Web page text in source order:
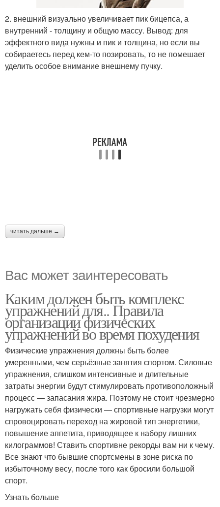
2. внешний визуально увеличивает пик бицепса, а
внутренний - толщину и общую массу. Вывод: для
эффектного вида нужны и пик и толщина, но если вы
собираетесь перед кем-то позировать, то не помешает
уделить особое внимание внешнему пучку.
читать дальше →
Вас может заинтересовать
Каким должен быть комплекс
упражнений для.. Правила
организации физических
упражнений во время похудения
Физические упражнения должны быть более
умеренными, чем серьёзные занятия спортом. Силовые
упражнения, слишком интенсивные и длительные
затраты энергии будут стимулировать противоположный
процесс — запасания жира. Поэтому не стоит чрезмерно
нагружать себя физически — спортивные нагрузки могут
спровоцировать переход на жировой тип энергетики,
повышение аппетита, приводящее к набору лишних
килограммов! Ставить спортивне рекорды вам ни к чему.
Все знают что бывшие спортсмены в зоне риска по
избыточному весу, после того как бросили большой
спорт.
Узнать больше